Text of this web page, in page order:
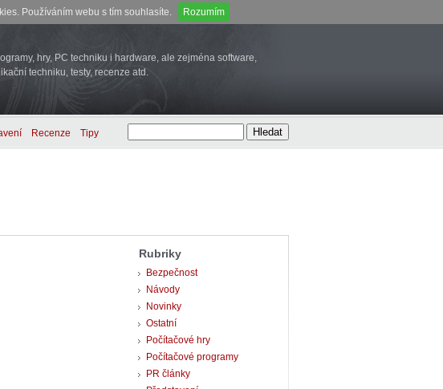
Používáním webu s tím souhlasíte. Rozumím
hry, PC techniku i hardware, ale zejména software,
techniku, testy, recenze atd.
Recenze Tipy
Rubriky
Bezpečnost
Návody
Novinky
Ostatní
Počítačové hry
Počítačové programy
PR články